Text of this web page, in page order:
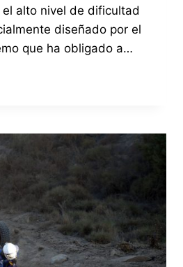
alto nivel de dificultad
diseñado por el
que ha obligado a…